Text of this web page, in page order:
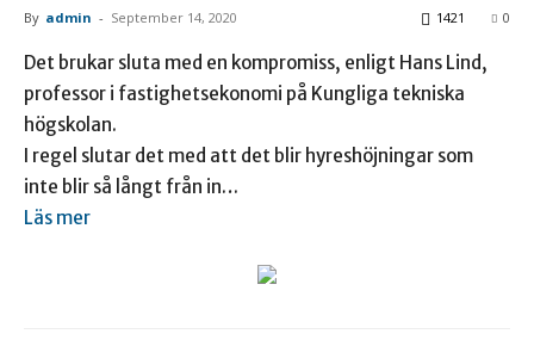
By admin - September 14, 2020 0
1421
Det brukar sluta med en kompromiss, enligt Hans Lind,
professor i fastighetsekonomi på Kungliga tekniska
högskolan.
I regel slutar det med att det blir hyreshöjningar som
inte blir så långt från in…
Läs mer